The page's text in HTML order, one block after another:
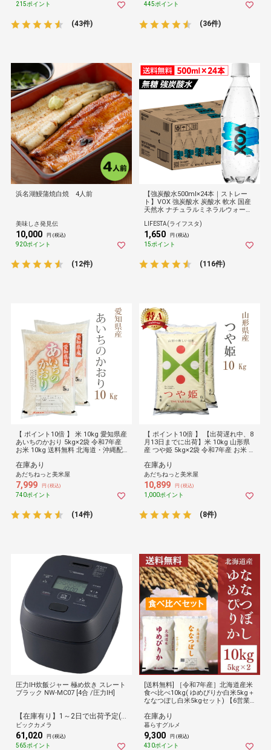
215ポイント
(43件)
445ポイント
(36件)
浜名湖鰻蒲焼白焼 4人前
美味しさ発見伝
10,000 円 (税込)
920ポイント
(12件)
【強炭酸水500ml×24本｜ストレー
ト】VOX 強炭酸水 炭酸水 軟水 国産
天然水 ナチュラルミネラルウォータ
レモン コーラ フレーバー 無糖
LIFESTA(ライフスタ)
1,650 円 (税込)
15ポイント
(116件)
【 ポイント10倍 】 米 10kg 愛知県産
あいちのかおり 5kg×2袋 令和7年産
お米 10kg 送料無料 北海道・沖縄配
在庫あり
あだちねっと美米屋
7,999 円 (税込)
740ポイント
(14件)
【 ポイント10倍 】 【出荷遅れ中、8
月13日までに出荷】米 10kg 山形県
産 つや姫 5kg×2袋 令和7年産 お米 1
10キロ
在庫あり
あだちねっと美米屋
10,899 円 (税込)
1,000ポイント
(8件)
圧力IH炊飯ジャー 極め炊き スレート
ブラック NW-MC07 [4合 /圧力IH]
ビックカメラ
61,020 円 (税込)
565ポイント
[送料無料] ［令和7年産］北海道産米
食べ比べ10kg( ゆめぴりか白米5kg＋
ななつぼし白米5kgセット) 【6営業
在庫あり
暮らすグルメ
9,300 円 (税込)
430ポイント